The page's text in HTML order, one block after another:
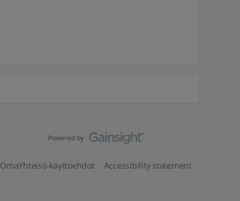
OmaYhteisö-käyttöehdot Accessibility statement